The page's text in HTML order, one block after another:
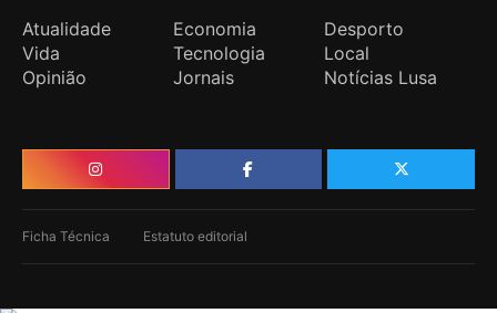
Atualidade Economia
Desporto
Vida
Tecnologia
Local
Opinião
Jornais Notícias Lusa
Ficha Técnica Estatuto editorial